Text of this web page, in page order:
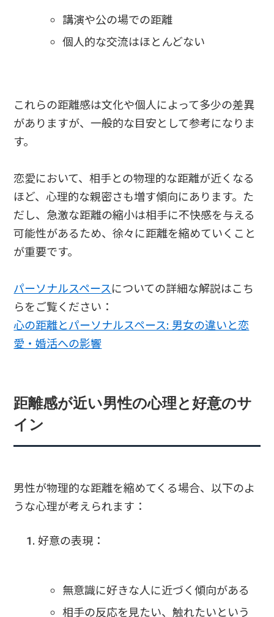
講演や公の場での距離
個人的な交流はほとんどない
これらの距離感は文化や個人によって多少の差異
がありますが、一般的な目安として参考になりま
す。
恋愛において、相手との物理的な距離が近くなる
ほど、心理的な親密さも増す傾向にあります。た
だし、急激な距離の縮小は相手に不快感を与える
可能性があるため、徐々に距離を縮めていくこと
が重要です。
パーソナルスペースについての詳細な解説はこち
らをご覧ください：
心の距離とパーソナルスペース: 男女の違いと恋
愛・婚活への影響
距離感が近い男性の心理と好意のサ
イン
男性が物理的な距離を縮めてくる場合、以下のよ
うな心理が考えられます：
好意の表現：
無意識に好きな人に近づく傾向がある
相手の反応を見たい、触れたいという